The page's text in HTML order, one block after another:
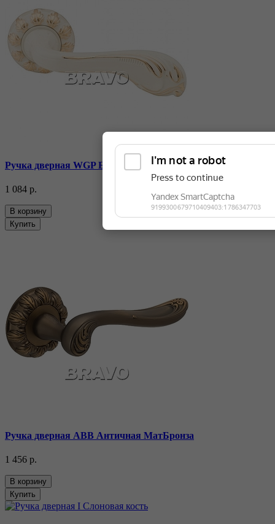
Ручка дверная WGP БелЭмаль/Золото
1 084 р.
В корзину
Купить
Ручка дверная ABB Античная МатБронза
1 456 р.
В корзину
Купить